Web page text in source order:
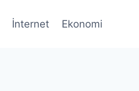
İnternet Ekonomi